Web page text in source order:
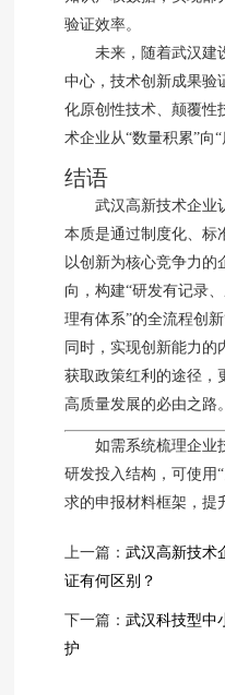
验证效率。
未来，随着武汉建
中心，技术创新成果验
化原创性技术、颠覆性
术企业从“数量积累”向“
结语
武汉高新技术企业
本质是通过制度化、标
以创新为核心竞争力的
向，构建“研发有记录
理有体系”的全流程创
同时，实现创新能力的
获取政策红利的途径，
高质量发展的必由之路。
如需系统梳理企业
研发投入结构，可使用
求的申报材料框架，提
上一篇：武汉高新技术
证有何区别？
下一篇：武汉科技型中
护